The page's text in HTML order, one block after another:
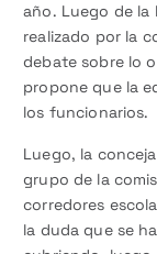
año. Luego de la
realizado por la
debate sobre lo
propone que la
los funcionarios.
Luego, la
grupo de la
corredores
la duda que se